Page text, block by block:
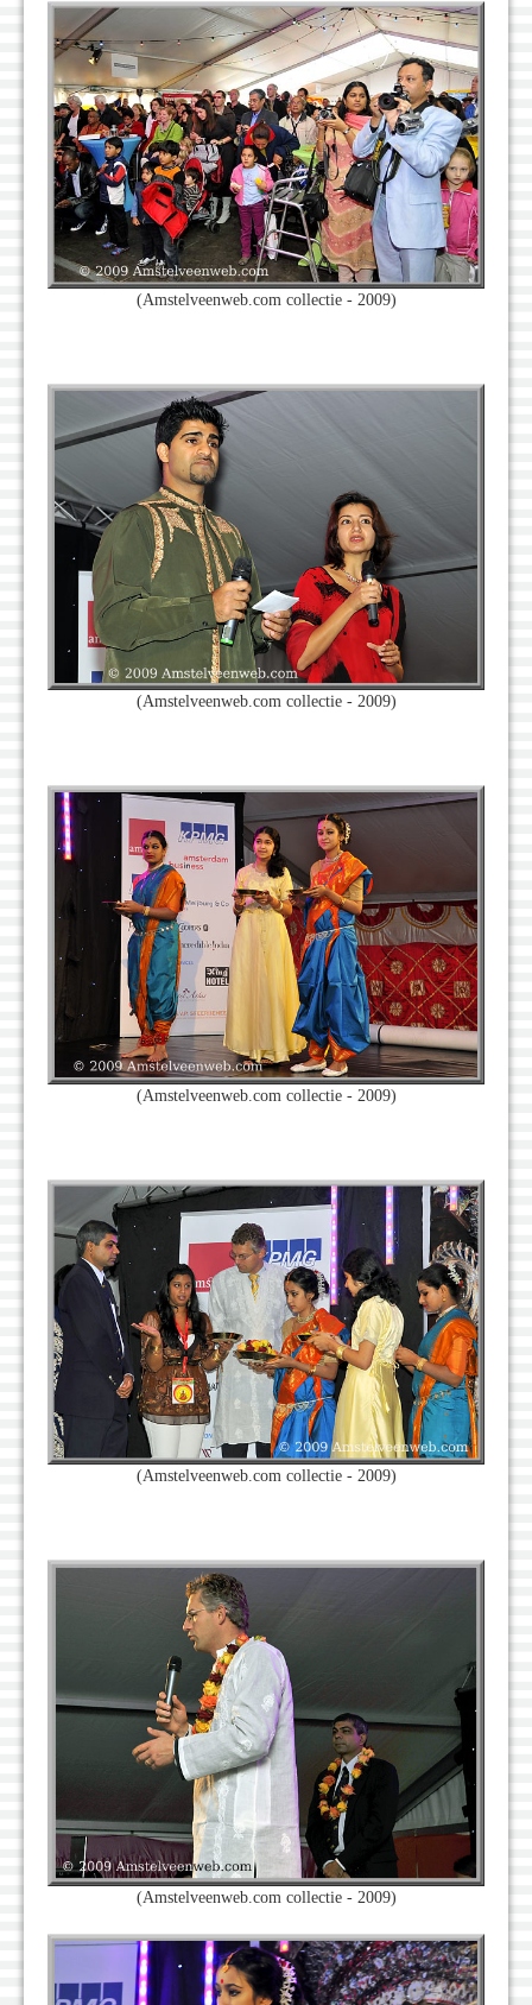
(Amstelveenweb.com collectie - 2009)
(Amstelveenweb.com collectie - 2009)
(Amstelveenweb.com collectie - 2009)
(Amstelveenweb.com collectie - 2009)
(Amstelveenweb.com collectie - 2009)